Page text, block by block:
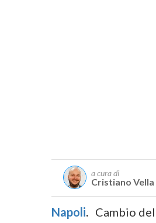
a cura di
Cristiano Vella
Napoli. Cambio